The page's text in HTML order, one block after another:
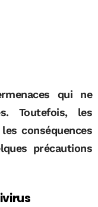
qui ne
Toutefois, les
conséquences
précautions